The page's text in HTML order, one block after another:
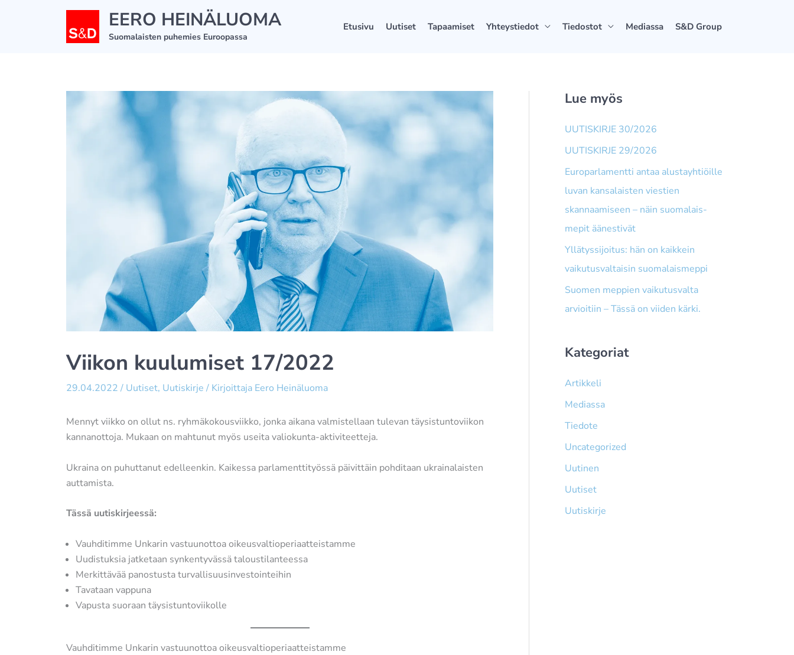
EERO HEINÄLUOMA
Suomalaisten puhemies Euroopassa
Etusivu Uutiset Tapaamiset Yhteystiedot Tiedostot Mediassa S&D Group
Viikon kuulumiset 17/2022
29.04.2022 / Uutiset, Uutiskirje / Kirjoittaja Eero Heinäluoma
Mennyt viikko on ollut ns. ryhmäkokousviikko, jonka aikana valmistellaan tulevan täysistuntoviikon
kannanottoja. Mukaan on mahtunut myös useita valiokunta-aktiviteetteja.
Ukraina on puhuttanut edelleenkin. Kaikessa parlamenttityössä päivittäin pohditaan ukrainalaisten
auttamista.
Tässä uutiskirjeessä:
Vauhditimme Unkarin vastuunottoa oikeusvaltioperiaatteistamme
Uudistuksia jatketaan synkentyvässä taloustilanteessa
Merkittävää panostusta turvallisuusinvestointeihin
Tavataan vappuna
Vapusta suoraan täysistuntoviikolle
Vauhditimme Unkarin vastuunottoa oikeusvaltioperiaatteistamme
Lue myös
UUTISKIRJE 30/2026
UUTISKIRJE 29/2026
Europarlamentti antaa alusta­yhtiöille
luvan kansalaisten viestien
skannaamiseen – näin suomalais­
mepit äänestivät
Yllätyssijoitus: hän on kaikkein
vaikutusvaltaisin suomalaismeppi
Suomen meppien vaikutusvalta
arvioitiin – Tässä on viiden kärki.
Kategoriat
Artikkeli
Mediassa
Tiedote
Uncategorized
Uutinen
Uutiset
Uutiskirje